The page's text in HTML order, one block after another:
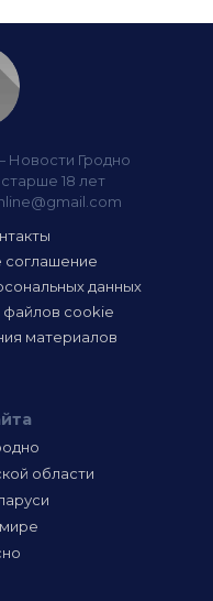
Новости Гродно
18 лет
соглашение
данных
файлов cookie
материалов
области